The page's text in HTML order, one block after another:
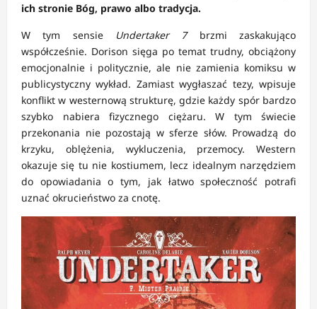
ich stronie Bóg, prawo albo tradycja.
W tym sensie
Undertaker 7brzmi zaskakująco
współcześnie. Dorison sięga po temat trudny, obciążony
emocjonalnie i politycznie, ale nie zamienia komiksu w
publicystyczny wykład. Zamiast wygłaszać tezy, wpisuje
konflikt w westernową strukturę, gdzie każdy spór bardzo
szybko nabiera fizycznego ciężaru. W tym świecie
przekonania nie pozostają w sferze słów. Prowadzą do
krzyku, oblężenia, wykluczenia, przemocy. Western
okazuje się tu nie kostiumem, lecz idealnym narzędziem
do opowiadania o tym, jak łatwo społeczność potrafi
uznać okrucieństwo za cnotę.